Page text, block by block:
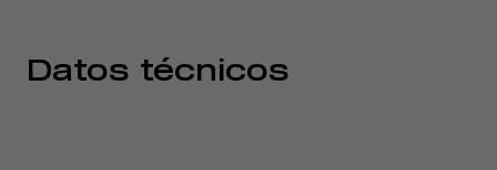
Datos técnicos